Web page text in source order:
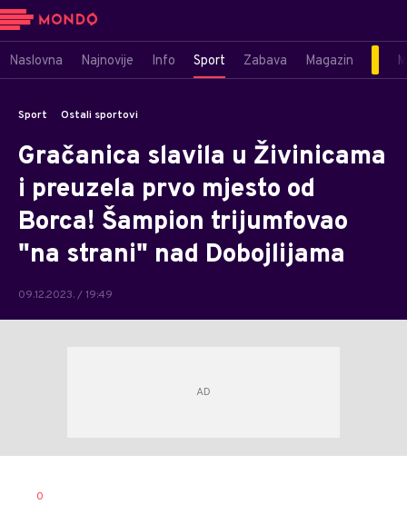
Naslovna Najnovije Info Sport Zabava Magazin
Sport Ostali sportovi
Gračanica slavila u Živinicama
i preuzela prvo mjesto od
Borca! Šampion trijumfovao
"na strani" nad Dobojlijama
09.12.2023. / 19:49
AUTOR
0